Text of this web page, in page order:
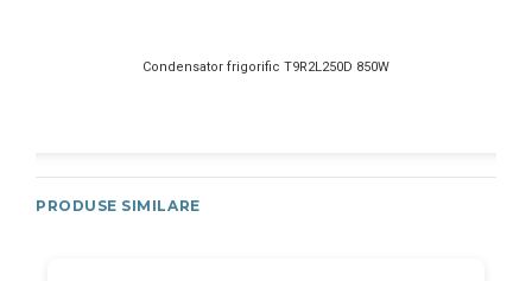
Condensator frigorific T9R2L250D 850W
PRODUSE SIMILARE